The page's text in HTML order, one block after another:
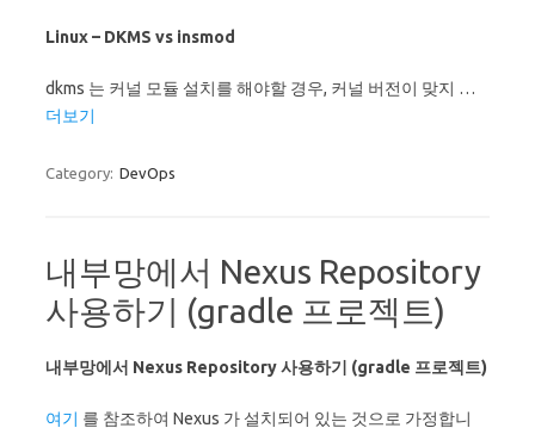
Linux – DKMS vs insmod
dkms 는 커널 모듈 설치를 해야할 경우, 커널 버전이 맞지 …
더보기
Category: DevOps
내부망에서 Nexus Repository
사용하기 (gradle 프로젝트)
내부망에서 Nexus Repository 사용하기 (gradle 프로젝트)
여기 를 참조하여 Nexus 가 설치되어 있는 것으로 가정합니